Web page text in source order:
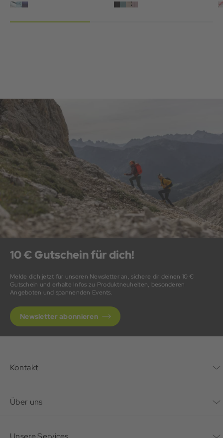
10 € Gutschein für dich!
Melde dich jetzt für unseren Newsletter an, sichere dir deinen 10 €
Gutschein und erhalte Infos zu Produktneuheiten, besonderen
Angeboten und spannenden Events.
Newsletter abonnieren
Kontakt
Über uns